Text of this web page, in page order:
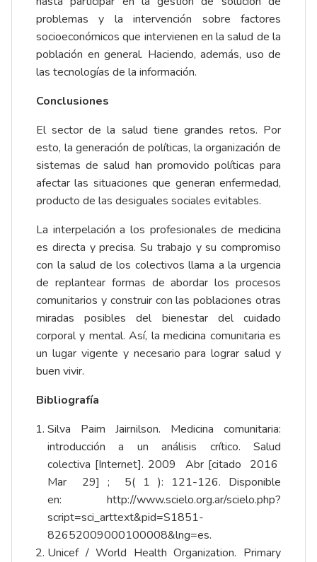
problemas y la intervención sobre factores
socioeconómicos que intervienen en la salud de la
población en general. Haciendo, además, uso de
las tecnologías de la información.
Conclusiones
El sector de la salud tiene grandes retos. Por
esto, la generación de políticas, la organización de
sistemas de salud han promovido políticas para
afectar las situaciones que generan enfermedad,
producto de las desiguales sociales evitables.
La interpelación a los profesionales de medicina
es directa y precisa. Su trabajo y su compromiso
con la salud de los colectivos llama a la urgencia
de replantear formas de abordar los procesos
comunitarios y construir con las poblaciones otras
miradas posibles del bienestar del cuidado
corporal y mental. Así, la medicina comunitaria es
un lugar vigente y necesario para lograr salud y
buen vivir.
Bibliografía
Silva Paim Jairnilson. Medicina comunitaria:
introducción a un análisis crítico. Salud
colectiva [Internet]. 2009 Abr [citado 2016
Mar 29] ; 5( 1 ): 121-126. Disponible
en: http://www.scielo.org.ar/scielo.php?
script=sci_arttext&pid=S1851-
82652009000100008&lng=es.
Unicef / World Health Organization. Primary